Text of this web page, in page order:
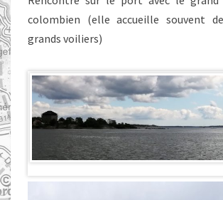
colombien (elle accueille souvent
grands voiliers)